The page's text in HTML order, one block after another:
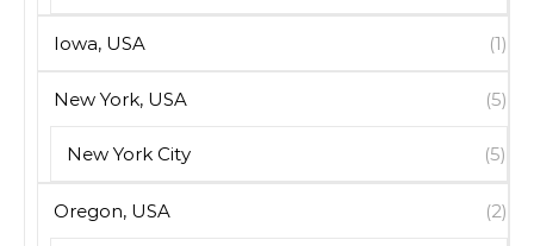
Iowa, USA (1)
New York, USA (5)
New York City (5)
Oregon, USA (2)